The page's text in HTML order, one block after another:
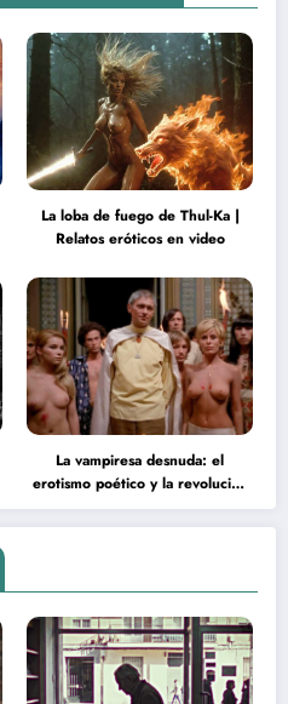
La loba de fuego de Thul-Ka |
Relatos eróticos en video
La vampiresa desnuda: el
erotismo poético y la revolución
psicodélica de Jean Rollin